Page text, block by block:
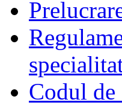
Codul de